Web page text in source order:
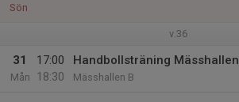
Sön
v.36
31
Mån
17:00
18:30
Handbollsträning Mässhallen
Mässhallen B